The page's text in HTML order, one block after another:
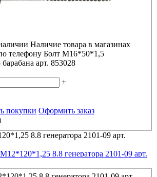
Наличие товара в магазинах
телефону Болт М16*50*1,5
тормозного барабана арт. 853028
+
покупки Оформить заказ
8.8 генератора 2101-09 арт.